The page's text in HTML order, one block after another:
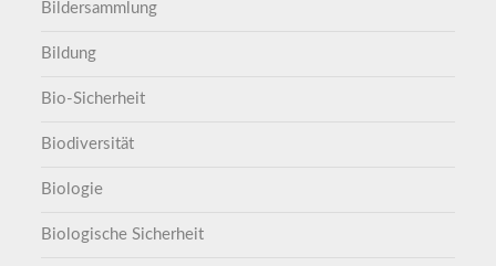
Bildersammlung
Bildung
Bio-Sicherheit
Biodiversität
Biologie
Biologische Sicherheit